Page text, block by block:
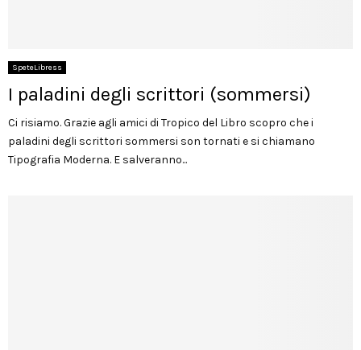
SpeteLibress
I paladini degli scrittori (sommersi)
Ci risiamo. Grazie agli amici di Tropico del Libro scopro che i
paladini degli scrittori sommersi son tornati e si chiamano
Tipografia Moderna. E salveranno...